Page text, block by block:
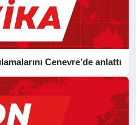
Cenevre’de anlattı